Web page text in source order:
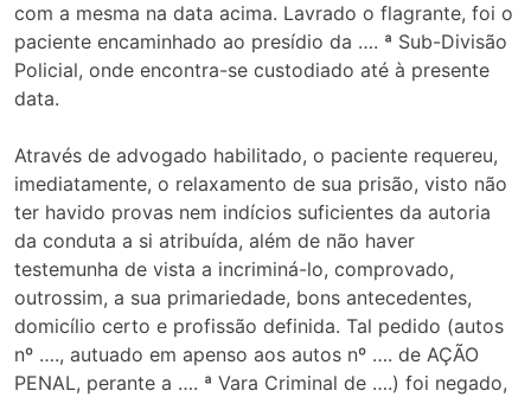
com a mesma na data acima. Lavrado o flagrante, foi o
paciente encaminhado ao presídio da …. ª Sub-Divisão
Policial, onde encontra-se custodiado até à presente
data.
Através de advogado habilitado, o paciente requereu,
imediatamente, o relaxamento de sua prisão, visto não
ter havido provas nem indícios suficientes da autoria
da conduta a si atribuída, além de não haver
testemunha de vista a incriminá-lo, comprovado,
outrossim, a sua primariedade, bons antecedentes,
domicílio certo e profissão definida. Tal pedido (autos
nº …., autuado em apenso aos autos nº …. de AÇÃO
PENAL, perante a …. ª Vara Criminal de ….) foi negado,